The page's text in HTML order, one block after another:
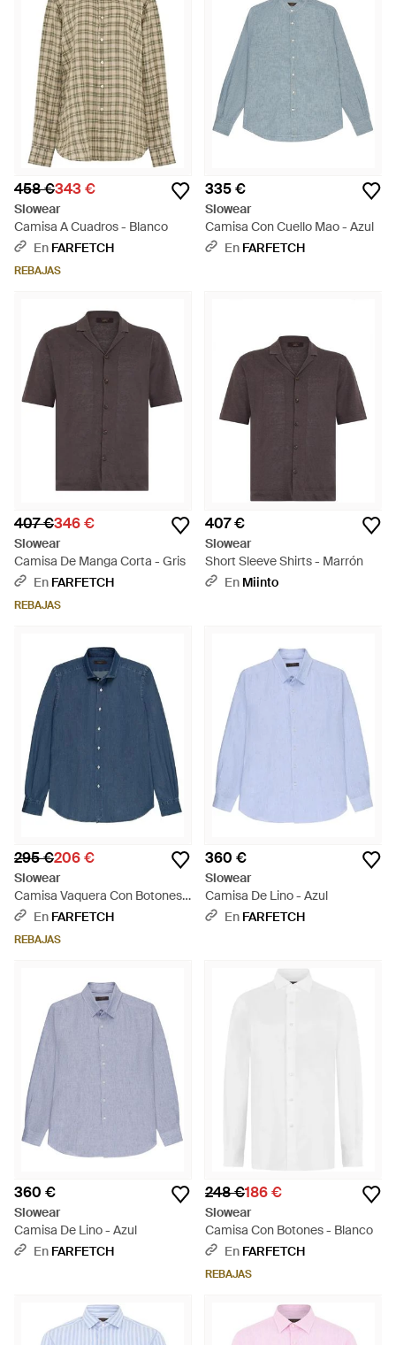
458 €343 €
Slowear
Camisa A Cuadros - Blanco
En FARFETCH
REBAJAS
335 €
Slowear
Camisa Con Cuello Mao - Azul
En FARFETCH
407 €346 €
Slowear
Camisa De Manga Corta - Gris
En FARFETCH
REBAJAS
407 €
Slowear
Short Sleeve Shirts - Marrón
En Miinto
295 €206 €
Slowear
Camisa Vaquera Con Botones -
AzulEn FARFETCH
REBAJAS
360 €
Slowear
Camisa De Lino - Azul
En FARFETCH
360 €
Slowear
Camisa De Lino - Azul
En FARFETCH
248 €186 €
Slowear
Camisa Con Botones - Blanco
En FARFETCH
REBAJAS